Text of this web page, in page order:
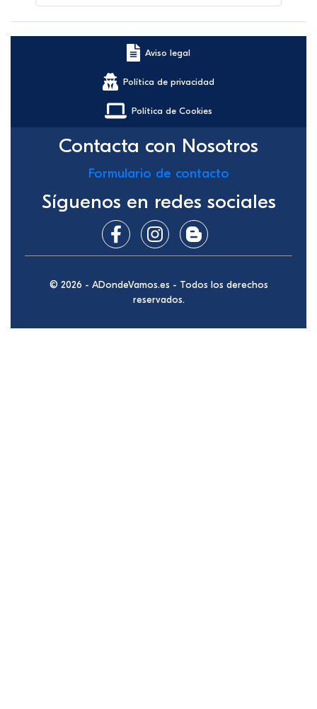
Aviso legal
Política de privacidad
Política de Cookies
Contacta con Nosotros
Formulario de contacto
Síguenos en redes sociales
© 2026 - ADondeVamos.es - Todos los derechos
reservados.